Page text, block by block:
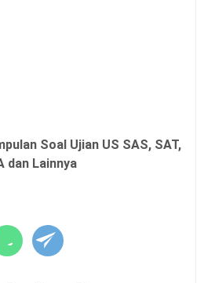
Soal Ujian US SAS, SAT,
dan Lainnya